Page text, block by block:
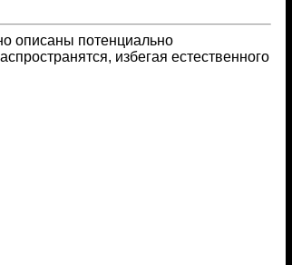
описаны потенциально
избегая естественного